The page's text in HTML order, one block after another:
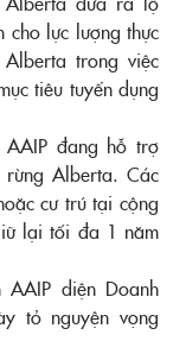
cho lực lượng thực
trong việc
tiêu tuyển dụng
đang hỗ trợ
Alberta. Các
cư trú tại cộng
lại tối đa 1 năm
diện Doanh
tỏ nguyện vọng